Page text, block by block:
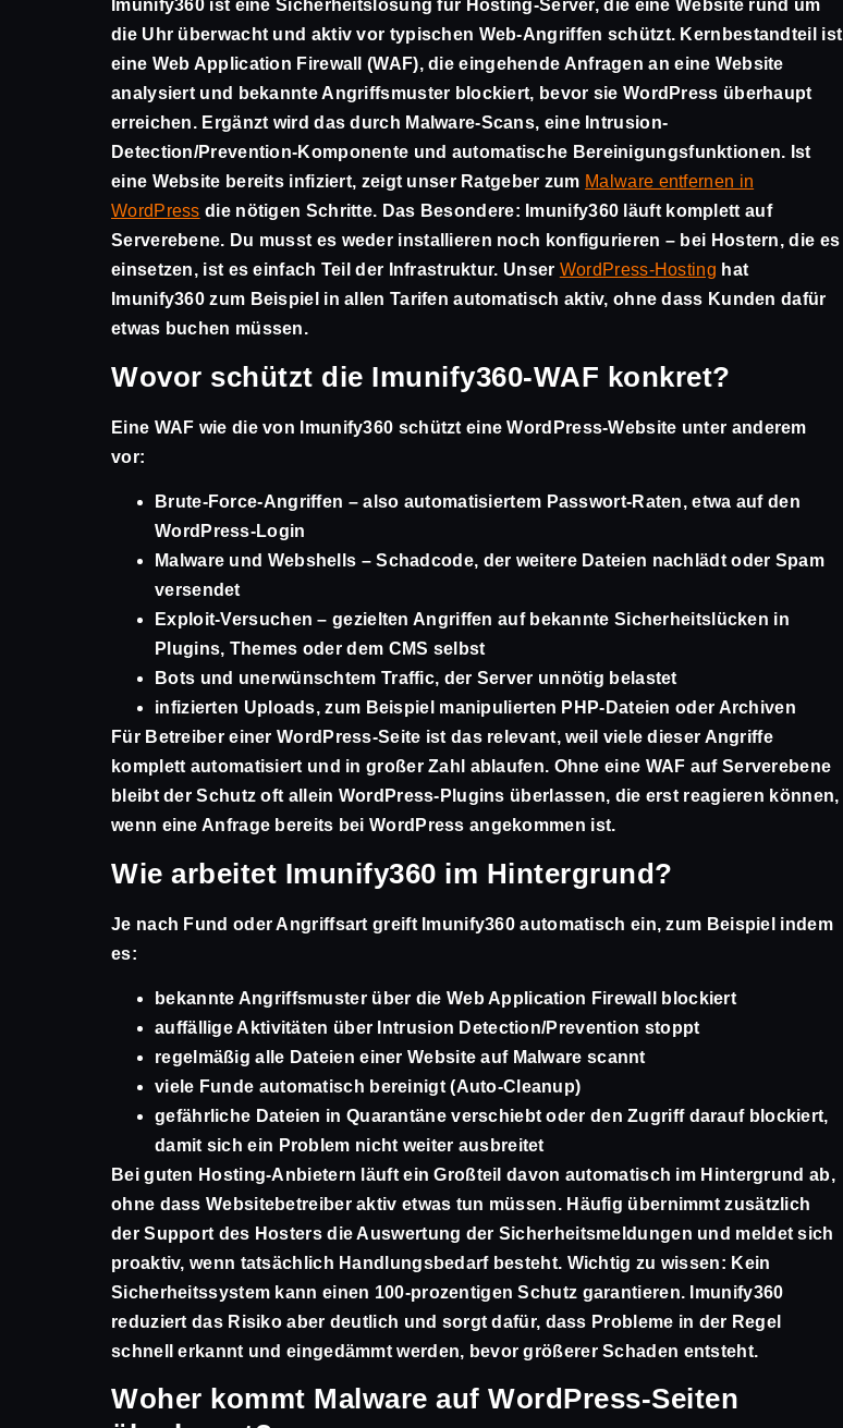
Imunify360 ist eine Sicherheitslösung für Hosting-Server, die eine Website rund um
die Uhr überwacht und aktiv vor typischen Web-Angriffen schützt. Kernbestandteil ist
eine Web Application Firewall (WAF), die eingehende Anfragen an eine Website
analysiert und bekannte Angriffsmuster blockiert, bevor sie WordPress überhaupt
erreichen. Ergänzt wird das durch Malware-Scans, eine Intrusion-
Detection/Prevention-Komponente und automatische Bereinigungsfunktionen. Ist
eine Website bereits infiziert, zeigt unser Ratgeber zum Malware entfernen in
WordPress die nötigen Schritte. Das Besondere: Imunify360 läuft komplett auf
Serverebene. Du musst es weder installieren noch konfigurieren – bei Hostern, die es
einsetzen, ist es einfach Teil der Infrastruktur. Unser WordPress-Hosting hat
Imunify360 zum Beispiel in allen Tarifen automatisch aktiv, ohne dass Kunden dafür
etwas buchen müssen.
Wovor schützt die Imunify360-WAF konkret?
Eine WAF wie die von Imunify360 schützt eine WordPress-Website unter anderem
vor:
Brute-Force-Angriffen – also automatisiertem Passwort-Raten, etwa auf den
WordPress-Login
Malware und Webshells – Schadcode, der weitere Dateien nachlädt oder Spam
versendet
Exploit-Versuchen – gezielten Angriffen auf bekannte Sicherheitslücken in
Plugins, Themes oder dem CMS selbst
Bots und unerwünschtem Traffic, der Server unnötig belastet
infizierten Uploads, zum Beispiel manipulierten PHP-Dateien oder Archiven
Für Betreiber einer WordPress-Seite ist das relevant, weil viele dieser Angriffe
komplett automatisiert und in großer Zahl ablaufen. Ohne eine WAF auf Serverebene
bleibt der Schutz oft allein WordPress-Plugins überlassen, die erst reagieren können,
wenn eine Anfrage bereits bei WordPress angekommen ist.
Wie arbeitet Imunify360 im Hintergrund?
Je nach Fund oder Angriffsart greift Imunify360 automatisch ein, zum Beispiel indem
es:
bekannte Angriffsmuster über die Web Application Firewall blockiert
auffällige Aktivitäten über Intrusion Detection/Prevention stoppt
regelmäßig alle Dateien einer Website auf Malware scannt
viele Funde automatisch bereinigt (Auto-Cleanup)
gefährliche Dateien in Quarantäne verschiebt oder den Zugriff darauf blockiert,
damit sich ein Problem nicht weiter ausbreitet
Bei guten Hosting-Anbietern läuft ein Großteil davon automatisch im Hintergrund ab,
ohne dass Websitebetreiber aktiv etwas tun müssen. Häufig übernimmt zusätzlich
der Support des Hosters die Auswertung der Sicherheitsmeldungen und meldet sich
proaktiv, wenn tatsächlich Handlungsbedarf besteht. Wichtig zu wissen: Kein
Sicherheitssystem kann einen 100-prozentigen Schutz garantieren. Imunify360
reduziert das Risiko aber deutlich und sorgt dafür, dass Probleme in der Regel
schnell erkannt und eingedämmt werden, bevor größerer Schaden entsteht.
Woher kommt Malware auf WordPress-Seiten